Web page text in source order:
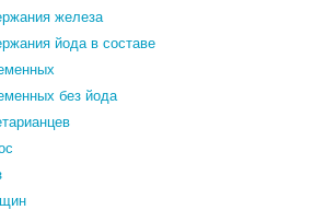
железа
йода в составе
без йода